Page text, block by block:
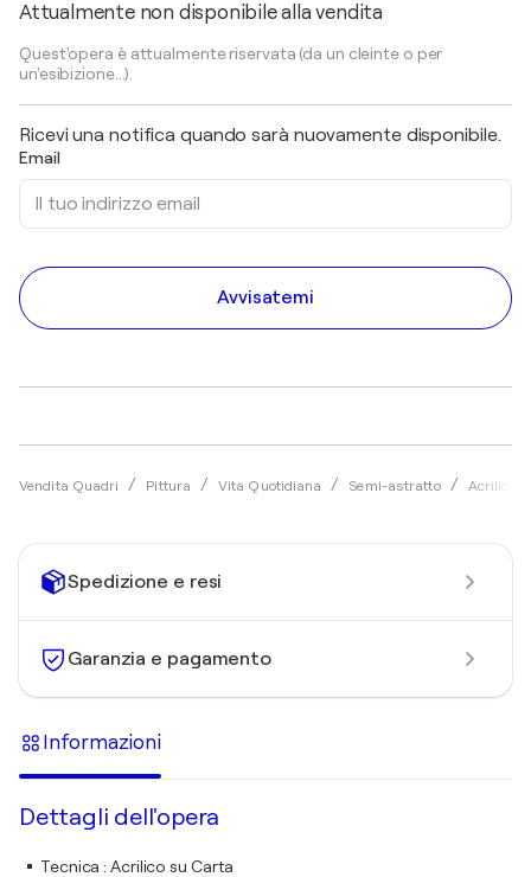
Vendita Quadri Pittura Vita Quotidiana Semi-astratto Acrilico
Attualmente non disponibile alla vendita
Quest'opera è attualmente riservata (da un cleinte o per
un'esibizione...).
Ricevi una notifica quando sarà nuovamente disponibile.
Email
Avvisatemi
Spedizione e resi
Garanzia e pagamento
Informazioni
Dettagli dell'opera
Tecnica :Acrilico su Carta